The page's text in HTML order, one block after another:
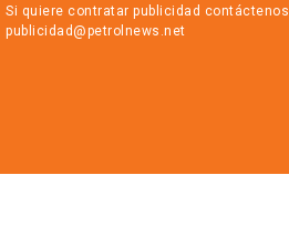
Si quiere contratar publicidad contáctenos
publicidad@petrolnews.net